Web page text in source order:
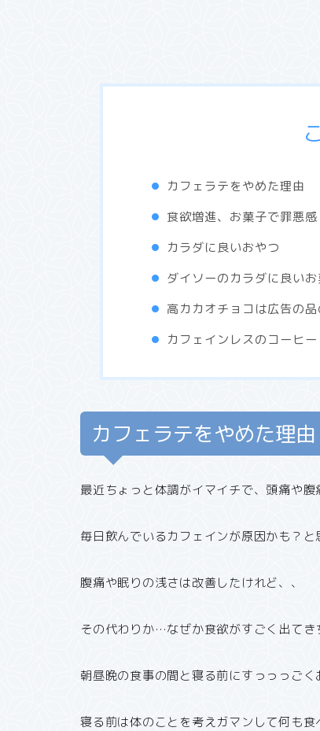
カフェラテをやめた理由
食欲増進、お菓子で罪悪感
カラダに良いおやつ
ダイソーのカラダに良い
高カカオチョコは広告の
カフェインレスのコーヒー
カフェラテをやめた理由
最近ちょっと体調がイマイチで、頭痛や腹
毎日飲んでいるカフェインが原因かも？
腹痛や眠りの浅さは改善したけれど、、
その代わりか…なぜか食欲がすごく出てき
朝昼晩の食事の間と寝る前にすっっっご
寝る前は体のことを考えガマンして何も食